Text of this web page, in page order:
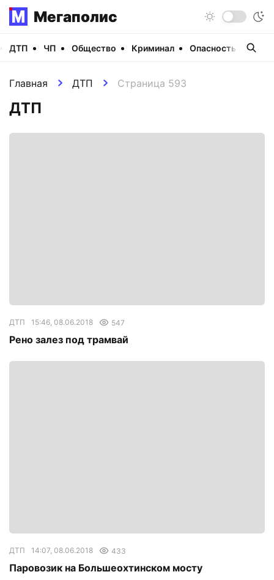
Мегаполис
ДТП ЧП Общество Криминал Опасность
Главная ДТП Страница 593
ДТП
ДТП 15:46, 08.06.2018 547
Рено залез под трамвай
ДТП 14:07, 08.06.2018 433
Паровозик на Большеохтинском мосту